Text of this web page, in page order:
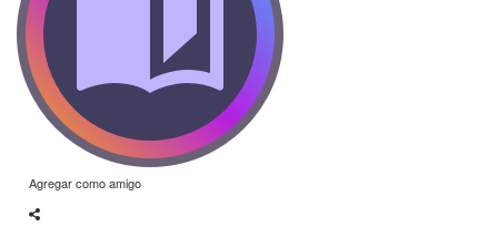
Agregar como amigo